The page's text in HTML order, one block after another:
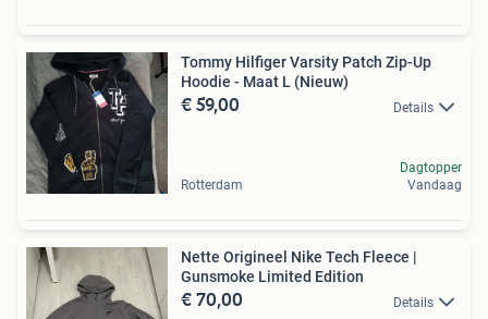
Tommy Hilfiger Varsity Patch Zip-Up
Hoodie - Maat L (Nieuw)
€ 59,00 Details
Rotterdam
Dagtopper
Vandaag
Nette Origineel Nike Tech Fleece |
Gunsmoke Limited Edition
€ 70,00 Details